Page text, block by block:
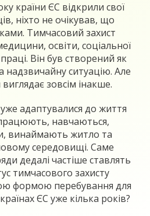
країни ЄС відкрили свої
ніхто не очікував, що
Тимчасовий захист
освіти, соціальної
Він був створений як
надзвичайну ситуацію. Але
зовсім інакше.
адаптувалися до життя
навчаються,
винаймають житло та
середовищі. Саме
дедалі частіше ставлять
тимчасового захисту
формою перебування для
ЄС уже кілька років?